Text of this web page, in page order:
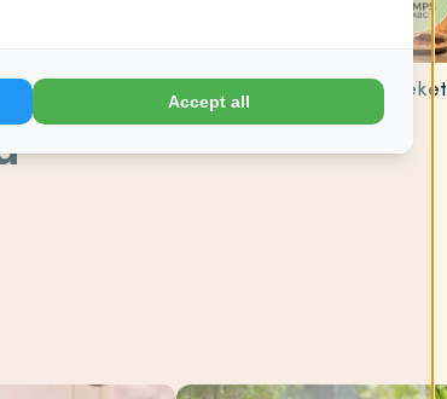
Duurzaam Moederdag boeket
vanaf €24,99
Accept all